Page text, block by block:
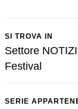
SI TROVA IN
Settore
Festival
SERIE